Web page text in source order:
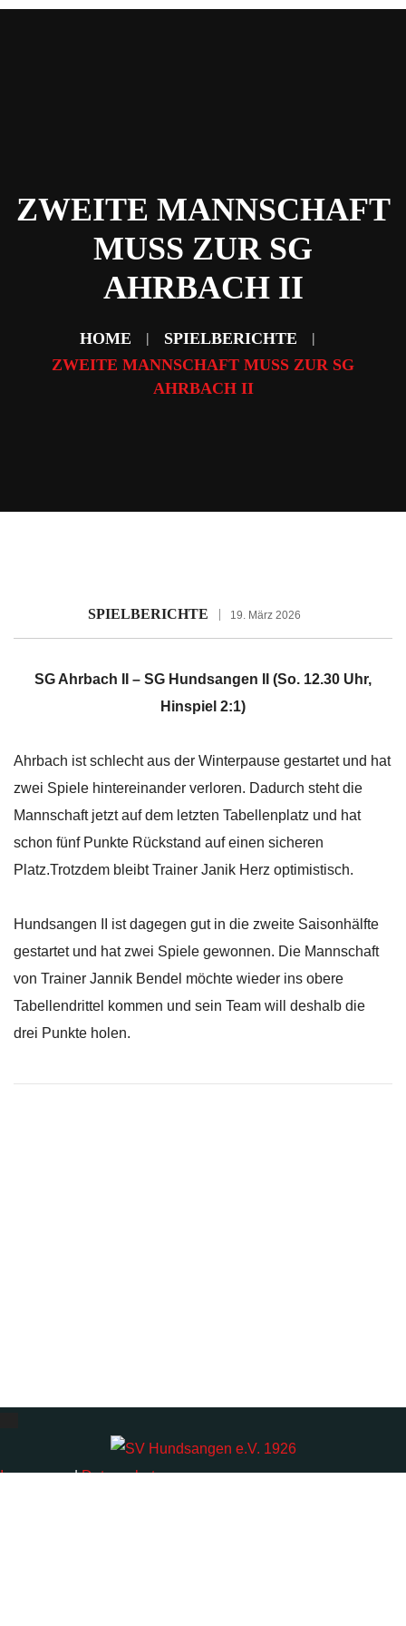
ZWEITE MANNSCHAFT
MUSS ZUR SG
AHRBACH II
HOME
SPIELBERICHTE
ZWEITE MANNSCHAFT MUSS ZUR SG
AHRBACH II
SPIELBERICHTE 19. März 2026
SG Ahrbach II – SG Hundsangen II (So. 12.30 Uhr,
Hinspiel 2:1)
Ahrbach ist schlecht aus der Winterpause gestartet und hat
zwei Spiele hintereinander verloren. Dadurch steht die
Mannschaft jetzt auf dem letzten Tabellenplatz und hat
schon fünf Punkte Rückstand auf einen sicheren
Platz.Trotzdem bleibt Trainer Janik Herz optimistisch.
Hundsangen II ist dagegen gut in die zweite Saisonhälfte
gestartet und hat zwei Spiele gewonnen. Die Mannschaft
von Trainer Jannik Bendel möchte wieder ins obere
Tabellendrittel kommen und sein Team will deshalb die
drei Punkte holen.
Impressum|Datenschutz